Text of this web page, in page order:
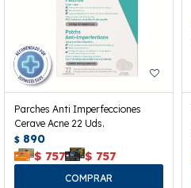
Parches Anti Imperfecciones
Cerave Acne 22 Uds.
$ 890
$ 757 $ 757